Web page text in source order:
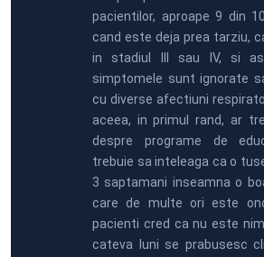
pacientilor, aproape 9 din
cand este deja prea tarziu,
in stadiul III sau IV, si
simptomele sunt ignorate
cu diverse afectiuni
aceea, in primul rand, ar
despre programe de
trebuie sa inteleaga ca o
3 saptamani inseamna o
care de multe ori este
pacienti cred ca nu este
cateva luni se prabusesc